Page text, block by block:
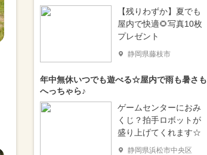
【残りわずか】夏でも
屋内で快適🌻写真10枚
プレゼント
静岡県藤枝市
年中無休いつでも遊べる☆屋内で雨も暑さも
へっちゃら♪
ゲームセンターにおみ
くじ？拍手ロボットが
盛り上げてくれます☆
静岡県浜松市中央区